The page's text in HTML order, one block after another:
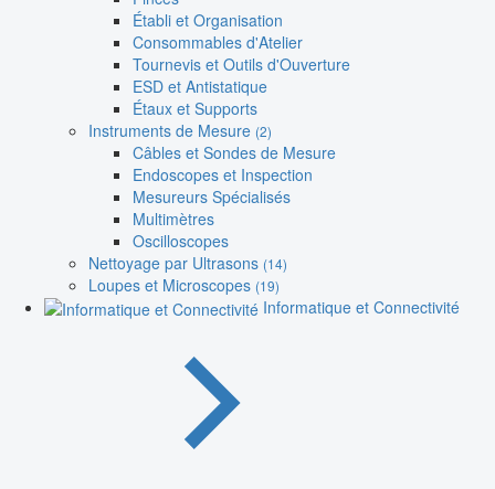
Établi et Organisation
Consommables d'Atelier
Tournevis et Outils d'Ouverture
ESD et Antistatique
Étaux et Supports
Instruments de Mesure (2)
Câbles et Sondes de Mesure
Endoscopes et Inspection
Mesureurs Spécialisés
Multimètres
Oscilloscopes
Nettoyage par Ultrasons (14)
Loupes et Microscopes (19)
Informatique et Connectivité